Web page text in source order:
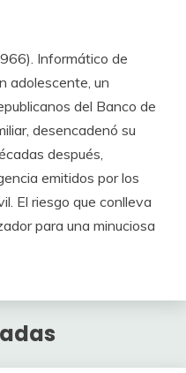
Informático de
adolescente, un
del Banco de
desencadenó su
después,
emitidos por los
El riesgo que conlleva
para una minuciosa